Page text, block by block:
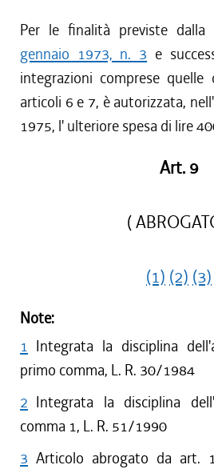
Per le finalità previste dalla
gennaio 1973, n. 3 e
integrazioni comprese
articoli 6 e 7, è autorizzata,
1975, l' ulteriore spesa di lire
Art. 9
(
(1) (2) (3)
Note:
1 Integrata la disciplina
primo comma, L. R. 30/1984
2 Integrata la disciplina
comma 1, L. R. 51/1990
3 Articolo abrogato da art.